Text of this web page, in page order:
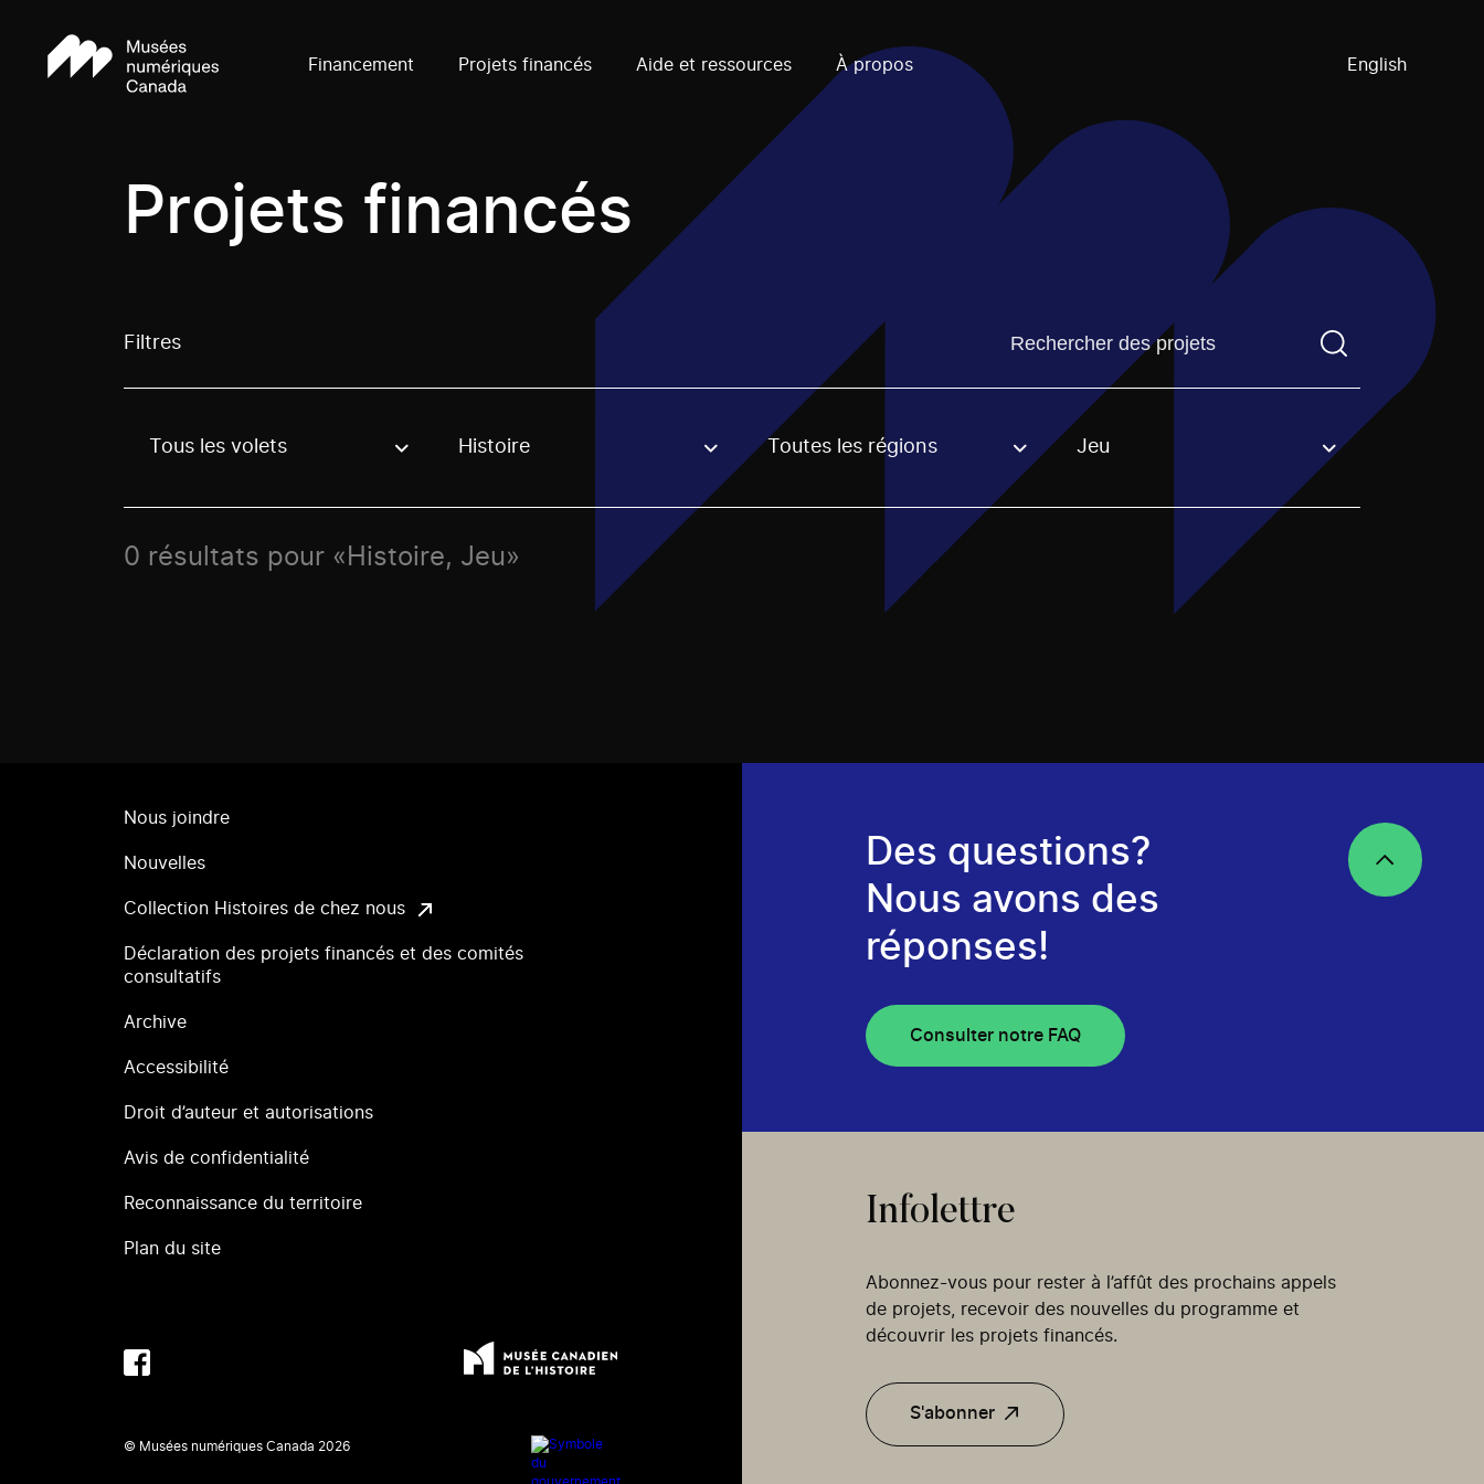
Financement Projets financés Aide et ressources À propos English
Projets financés
Filtres Trouvez un projetVous devez saisir un terme de
Use these options to filter projects by topic, stream or regon. The filter will be applied when selecting an option.
Tous les volets Histoire Toutes les régions Jeu
0 résultats pour «Histoire, Jeu»
Nous joindre
Nouvelles
Collection Histoires de chez nous
Déclaration des projets financés et des comités
consultatifs
Archive
Accessibilité
Droit d’auteur et autorisations
Avis de confidentialité
Reconnaissance du territoire
Plan du site
© Musées numériques Canada 2026
Des questions?
Nous avons des
réponses!
Consulter notre FAQ
Infolettre
Abonnez-vous pour rester à l’affût des prochains appels
de projets, recevoir des nouvelles du programme et
découvrir les projets financés.
S'abonner